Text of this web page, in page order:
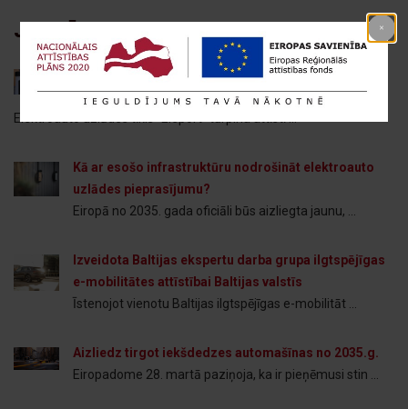
JAUNĀKIE RAKSTI
Eleport atver jaunas uzlādes stacijas – bezmaksas
uzlāde
Elektroauto uzlādes tīkls “Eleport” turpina attīstī ...
Kā ar esošo infrastruktūru nodrošināt elektroauto
uzlādes pieprasījumu?
Eiropā no 2035. gada oficiāli būs aizliegta jaunu, ...
Izveidota Baltijas ekspertu darba grupa ilgtspējīgas
e-mobilitātes attīstībai Baltijas valstīs
Īstenojot vienotu Baltijas ilgtspējīgas e-mobilitāt ...
Aizliedz tirgot iekšdedzes automašīnas no 2035.g.
Eiropadome 28. martā paziņoja, ka ir pieņēmusi stin ...